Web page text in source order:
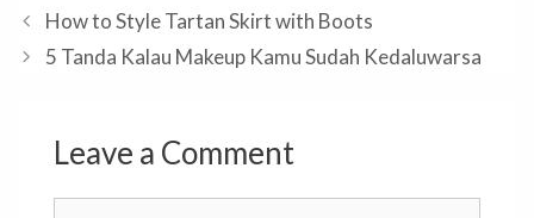
How to Style Tartan Skirt with Boots
5 Tanda Kalau Makeup Kamu Sudah Kedaluwarsa
Leave a Comment